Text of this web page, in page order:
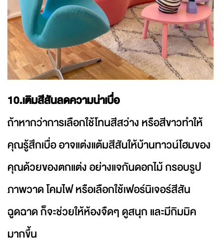
10.เติมสีสันลดความน่าเบื่อ
ถ้าหากว่าการเลือกใช้โทนสีสว่าง หรือสีขาวทำให้
คุณรู้สึกเบื่อ อาจแต่งแต้มสีสันให้บ้านทาวน์โฮมของ
คุณด้วยของตกแต่ง อย่างแจกันดอกไม้ กรอบรูป
ภาพวาด โคมไฟ หรือเลือกใช้เฟอร์นิเจอร์สีสัน
ฉูดฉาด ก็จะช่วยให้ห้องจืดๆ ดูสนุก และมีกิมมิค
มากขึ้น